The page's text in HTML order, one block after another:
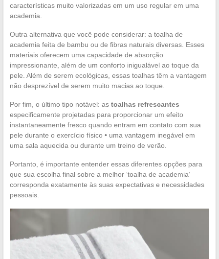
características muito valorizadas em um uso regular em uma
academia.
Outra alternativa que você pode considerar: a toalha de
academia feita de bambu ou de fibras naturais diversas. Esses
materiais oferecem uma capacidade de absorção
impressionante, além de um conforto inigualável ao toque da
pele. Além de serem ecológicas, essas toalhas têm a vantagem
não desprezível de serem muito macias ao toque.
Por fim, o último tipo notável: as toalhas refrescantes
especificamente projetadas para proporcionar um efeito
instantaneamente fresco quando entram em contato com sua
pele durante o exercício físico • uma vantagem inegável em
uma sala aquecida ou durante um treino de verão.
Portanto, é importante entender essas diferentes opções para
que sua escolha final sobre a melhor ‘toalha de academia’
corresponda exatamente às suas expectativas e necessidades
pessoais.